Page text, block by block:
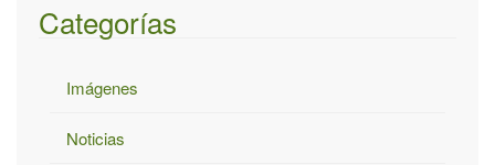
Categorías
Imágenes
Noticias